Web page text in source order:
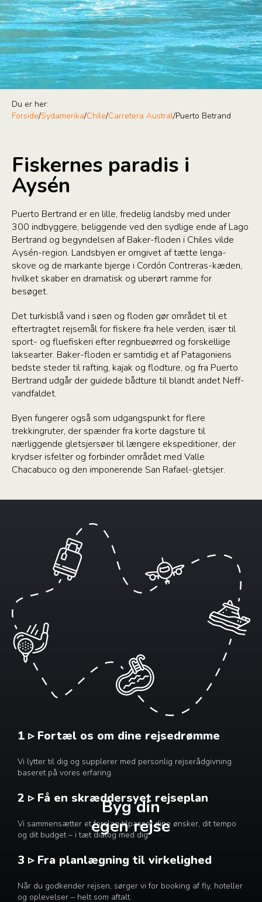
Du er her:
Forside/Sydamerika/Chile/Carretera Austral/Puerto Betrand
Fiskernes paradis i
Aysén
Puerto Bertrand er en lille, fredelig landsby med under
300 indbyggere, beliggende ved den sydlige ende af Lago
Bertrand og begyndelsen af Baker-floden i Chiles vilde
Aysén-region. Landsbyen er omgivet af tætte lenga-
skove og de markante bjerge i Cordón Contreras-kæden,
hvilket skaber en dramatisk og uberørt ramme for
besøget.
Det turkisblå vand i søen og floden gør området til et
eftertragtet rejsemål for fiskere fra hele verden, især til
sport- og fluefiskeri efter regnbueørred og forskellige
laksearter. Baker-floden er samtidig et af Patagoniens
bedste steder til rafting, kajak og flodture, og fra Puerto
Bertrand udgår der guidede bådture til blandt andet Neff-
vandfaldet.
Byen fungerer også som udgangspunkt for flere
trekkingruter, der spænder fra korte dagsture til
nærliggende gletsjersøer til længere ekspeditioner, der
krydser isfelter og forbinder området med Valle
Chacabuco og den imponerende San Rafael-gletsjer.
Byg din
egen rejse
1 ▹ Fortæl os om dine rejsedrømme
Vi lytter til dig og supplerer med personlig rejserådgivning
baseret på vores erfaring.
2 ▹ Få en skræddersyet rejseplan
Vi sammensætter et forslag tilpasset dine ønsker, dit tempo
og dit budget – i tæt dialog med dig.
3 ▹ Fra planlægning til virkelighed
Når du godkender rejsen, sørger vi for booking af fly, hoteller
og oplevelser – helt som aftalt.